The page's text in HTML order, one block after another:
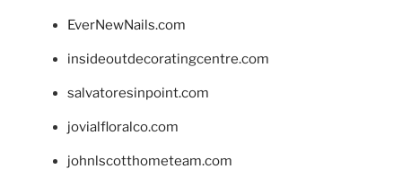
EverNewNails.com
insideoutdecoratingcentre.com
salvatoresinpoint.com
jovialfloralco.com
johnlscotthometeam.com